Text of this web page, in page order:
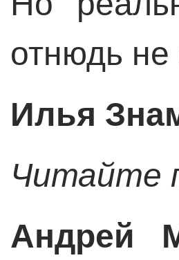
отнюдь не
Илья
Читайте
Андрей